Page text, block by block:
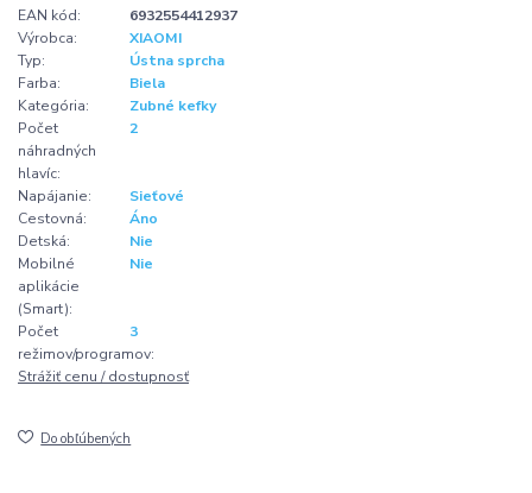
EAN kód:
6932554412937
Výrobca:
XIAOMI
Typ:
Ústna sprcha
Farba:
Biela
Kategória:
Zubné kefky
Počet
náhradných
hlavíc:
2
Napájanie:
Sieťové
Cestovná:
Áno
Detská:
Nie
Mobilné
aplikácie
(Smart):
Nie
Počet
režimov/programov:
3
Strážiť cenu / dostupnosť
Do obľúbených